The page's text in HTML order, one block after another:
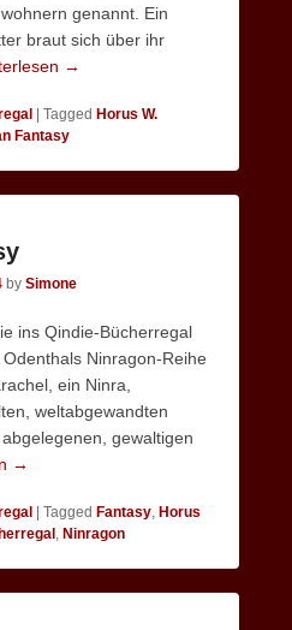
genannt. Ein
braut sich über ihr
→
Tagged Horus W.
Fantasy
by Simone
ins Qindie-Bücherregal
Ninragon-Reihe
ein Ninra,
weltabgewandten
gewaltigen
→
Tagged Fantasy, Horus
, Ninragon